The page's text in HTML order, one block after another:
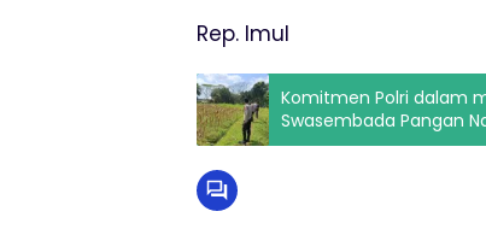
Rep. Imul
Komitmen Polri dalam
Swasembada Pangan